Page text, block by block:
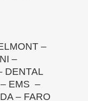
–
–
DENTAL
– EMS –
– FARO